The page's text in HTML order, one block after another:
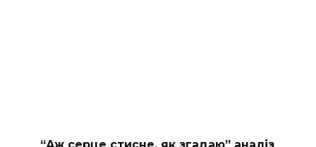
“Аж серце стисне, як згадаю” аналіз